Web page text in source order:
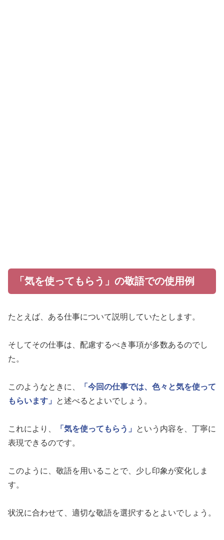
「気を使ってもらう」の敬語での使用例
たとえば、ある仕事について説明していたとします。
そしてその仕事は、配慮するべき事項が多数あるのでし
た。
このようなときに、
「今回の仕事では、色々と気を使って
もらいます」
と述べるとよいでしょう。
これにより、 「気を使ってもらう」
という内容を、丁寧に
表現できるのです。
このように、敬語を用いることで、少し印象が変化しま
す。
状況に合わせて、適切な敬語を選択するとよいでしょう。